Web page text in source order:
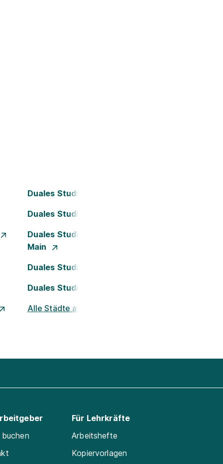
Duales Studium Bielefeld
Duales Studium Darmstadt
Duales Studium Frankfurt am
Main
Duales Studium Köln
Duales Studium Nürnberg
Alle Städte ansehen
Für Lehrkräfte
Arbeitshefte
Kopiervorlagen